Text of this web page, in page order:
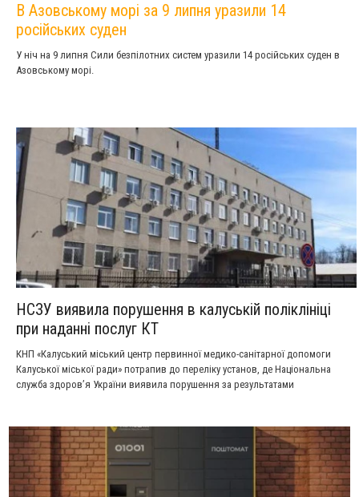
В Азовському морі за 9 липня уразили 14
російських суден
У ніч на 9 липня Сили безпілотних систем уразили 14 російських суден в
Азовському морі.
НСЗУ виявила порушення в калуській поліклініці
при наданні послуг КТ
КНП «Калуський міський центр первинної медико-санітарної допомоги
Калуської міської ради» потрапив до переліку устaнов, де Національна
служба здоров’я України виявила порушення за результатами